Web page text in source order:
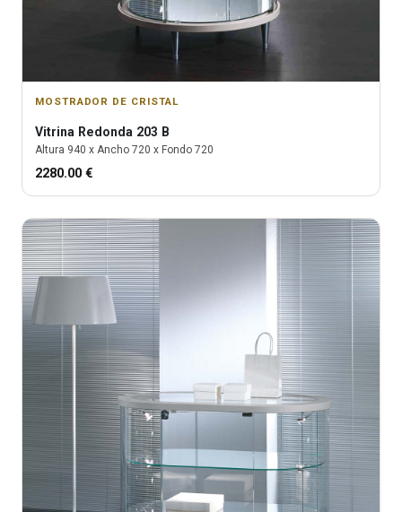
MOSTRADOR DE CRISTAL
Vitrina Redonda 203 B
Altura 940 x Ancho 720 x Fondo 720
2280.00 €